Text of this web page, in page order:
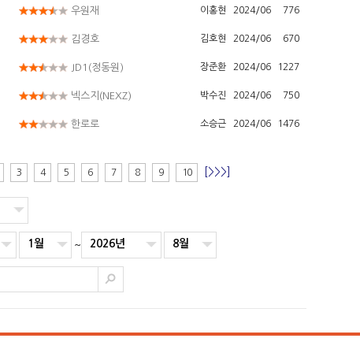
우원재 이홍현 2024/06 776
김경호 김호현 2024/06 670
JD1(정동원) 장준환 2024/06 1227
넥스지(NEXZ) 박수진 2024/06 750
한로로 소승근 2024/06 1476
3 4 5 6 7 8 9 10 [>>>]
1월 ~ 2026년 8월